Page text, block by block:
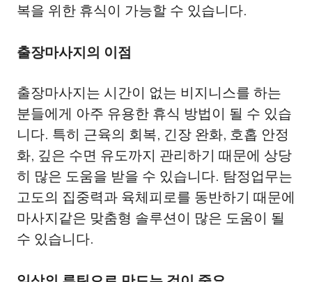
복을 위한 휴식이 가능할 수 있습니다.
출장마사지의 이점
출장마사지는 시간이 없는 비지니스를 하는
분들에게 아주 유용한 휴식 방법이 될 수 있습
니다. 특히 근육의 회복, 긴장 완화, 호홉 안정
화, 깊은 수면 유도까지 관리하기 때문에 상당
히 많은 도움을 받을 수 있습니다. 탐정업무는
고도의 집중력과 육체피로를 동반하기 때문에
마사지같은 맞춤형 솔루션이 많은 도움이 될
수 있습니다.